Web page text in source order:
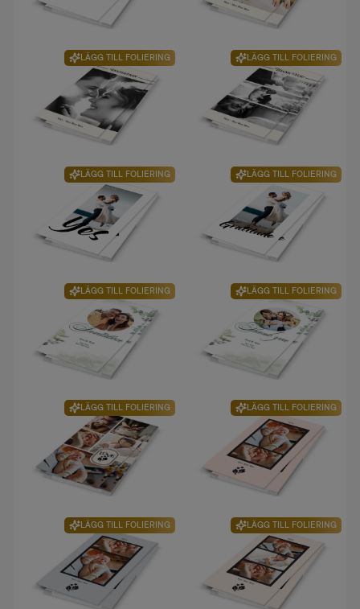
LÄGG TILL FOLIERING LÄGG TILL FOLIERING
LÄGG TILL FOLIERING LÄGG TILL FOLIERING
LÄGG TILL FOLIERING LÄGG TILL FOLIERING
LÄGG TILL FOLIERING LÄGG TILL FOLIERING
LÄGG TILL FOLIERING LÄGG TILL FOLIERING